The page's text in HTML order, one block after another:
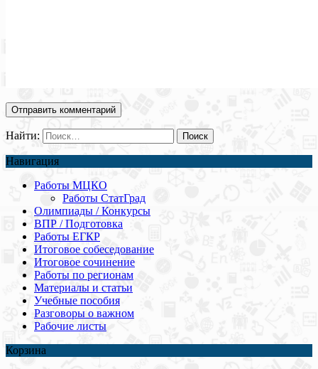
Найти:
Навигация
Работы МЦКО
Работы СтатГрад
Олимпиады / Конкурсы
ВПР / Подготовка
Работы ЕГКР
Итоговое собеседование
Итоговое сочинение
Работы по регионам
Материалы и статьи
Учебные пособия
Разговоры о важном
Рабочие листы
Корзина